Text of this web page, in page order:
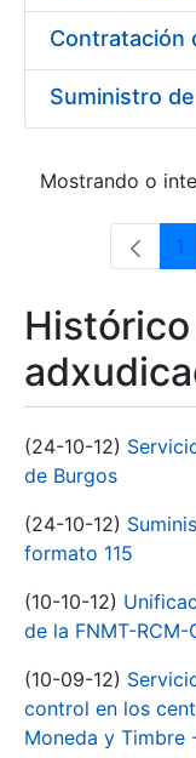
Mostrando o
1
(24-10-12)
de Burgos
(24-10-12)
formato 115
(10-10-12)
de la FNMT-RCM-
(10-09-12)
control en los
Moneda y Timbre